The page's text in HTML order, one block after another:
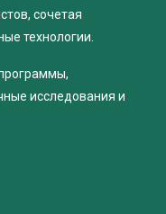
сочетая
технологии.
исследования и